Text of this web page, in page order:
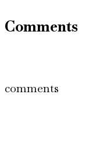
Comments
comments